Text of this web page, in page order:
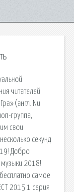
читателей
(англ. Nu
группа,
свои
секунд
Добро
2018!
самое
2015 1 серия